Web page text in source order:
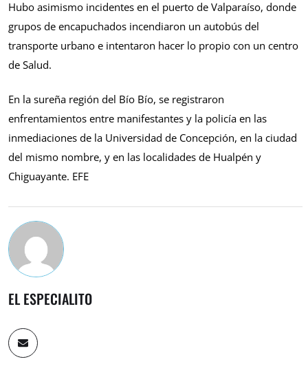
Hubo asimismo incidentes en el puerto de Valparaíso, donde
grupos de encapuchados incendiaron un autobús del
transporte urbano e intentaron hacer lo propio con un centro
de Salud.
En la sureña región del Bío Bío, se registraron
enfrentamientos entre manifestantes y la policía en las
inmediaciones de la Universidad de Concepción, en la ciudad
del mismo nombre, y en las localidades de Hualpén y
Chiguayante. EFE
EL ESPECIALITO